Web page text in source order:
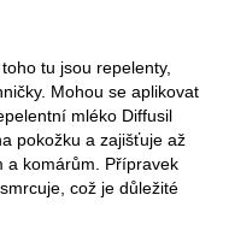
tu jsou repelenty,
Mohou se aplikovat
mléko Diffusil
pokožku a zajišťuje až
a komárům. Přípravek
což je důležité